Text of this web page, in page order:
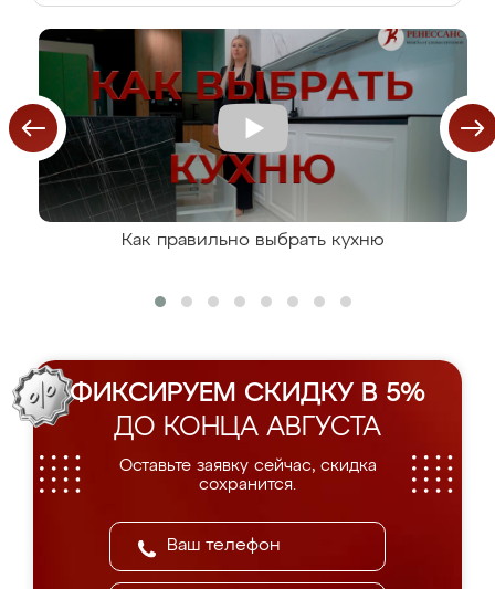
Как правильно выбрать кухню
ФИКСИРУЕМ СКИДКУ В 5%
ДО КОНЦА АВГУСТА
Оставьте заявку сейчас, скидка
сохранится.